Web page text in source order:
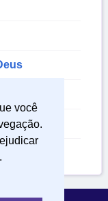
você